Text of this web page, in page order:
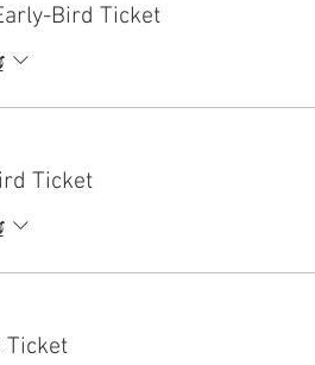
Bird Ticket
Ticket
Ticket